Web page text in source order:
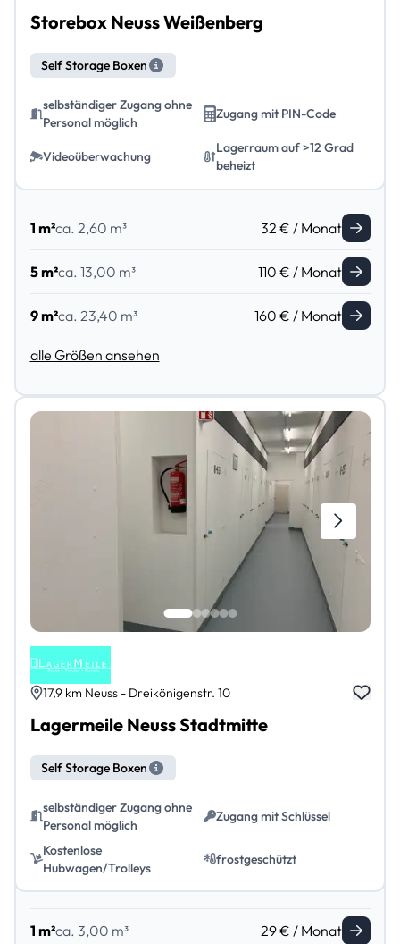
Storebox Neuss Weißenberg
Self Storage Boxen
selbständiger Zugang ohne
Personal möglich
Zugang mit PIN-Code
Videoüberwachung
Lagerraum auf >12 Grad
beheizt
1 m²ca. 2,60 m³ 32 € / Monat
5 m²ca. 13,00 m³ 110 € / Monat
9 m²ca. 23,40 m³ 160 € / Monat
alle Größen ansehen
17,9 km Neuss - Dreikönigenstr. 10
Lagermeile Neuss Stadtmitte
Self Storage Boxen
selbständiger Zugang ohne
Personal möglich
Zugang mit Schlüssel
Kostenlose
Hubwagen/Trolleys
frostgeschützt
1 m²ca. 3,00 m³ 29 € / Monat